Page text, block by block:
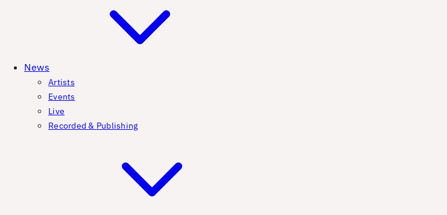
News
Artists
Events
Live
Recorded & Publishing